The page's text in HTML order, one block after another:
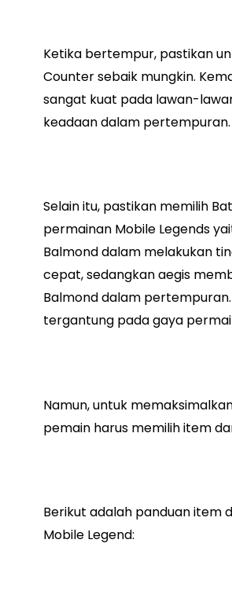
Ketika bertempur, pastikan
Counter sebaik mungkin.
sangat kuat pada lawan-
keadaan dalam pertempuran.
Selain itu, pastikan memilih
permainan Mobile Legends
Balmond dalam melakukan
cepat, sedangkan aegis
Balmond dalam
tergantung pada gaya
Namun, untuk
pemain harus memilih item
Berikut adalah panduan item
Mobile Legend: